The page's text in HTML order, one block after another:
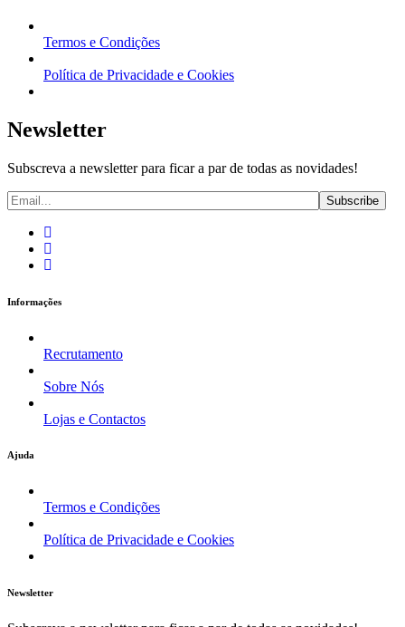
Termos e Condições
Política de Privacidade e Cookies
Newsletter
Subscreva a newsletter para ficar a par de todas as novidades!
Informações
Recrutamento
Sobre Nós
Lojas e Contactos
Ajuda
Termos e Condições
Política de Privacidade e Cookies
Newsletter